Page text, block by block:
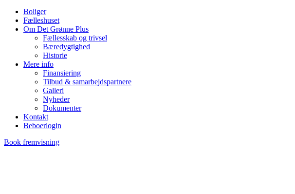
Boliger
Fælleshuset
Om Det Grønne Plus
Fællesskab og trivsel
Bæredygtighed
Historie
Mere info
Finansiering
Tilbud & samarbejdspartnere
Galleri
Nyheder
Dokumenter
Kontakt
Beboerlogin
Book fremvisning